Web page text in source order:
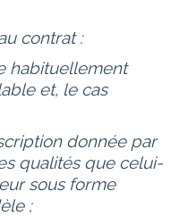
contrat :
habituellement
et, le cas
donnée par
qualités que celui-
sous forme
;